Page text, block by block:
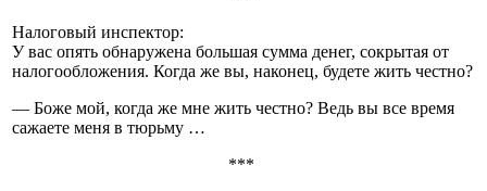
Налоговый инспектор:
У вас опять обнаружена большая сумма денег, сокрытая от
налогообложения. Когда же вы, наконец, будете жить честно?
— Боже мой, когда же мне жить честно? Ведь вы все время
сажаете меня в тюрьму …
***